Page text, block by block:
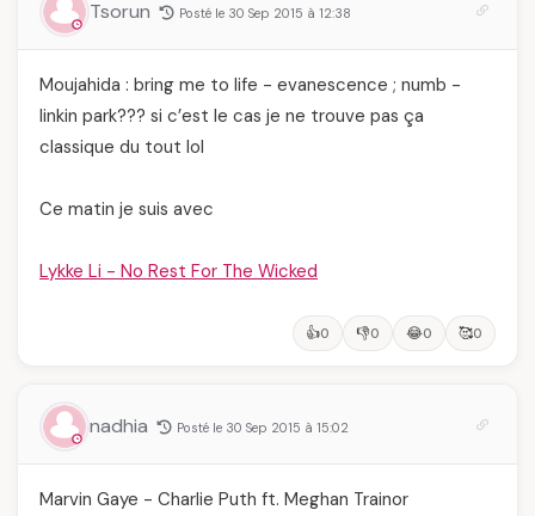
Tsorun Posté le 30 Sep 2015 à 12:38
Moujahida : bring me to life - evanescence ; numb -
linkin park??? si c’est le cas je ne trouve pas ça
classique du tout lol
Ce matin je suis avec
Lykke Li - No Rest For The Wicked
👍0 👎0 😂0 🥰0
nadhia Posté le 30 Sep 2015 à 15:02
Marvin Gaye - Charlie Puth ft. Meghan Trainor